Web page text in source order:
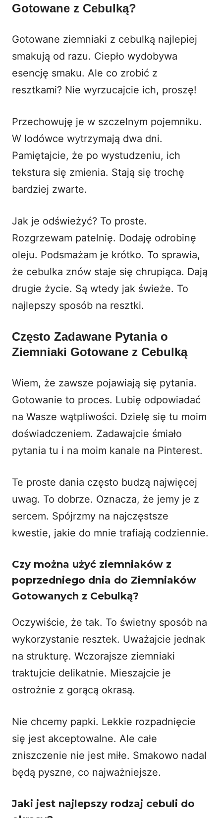
Gotowane z Cebulką?
Gotowane ziemniaki z cebulką najlepiej
smakują od razu. Ciepło wydobywa
esencję smaku. Ale co zrobić z
resztkami? Nie wyrzucajcie ich, proszę!
Przechowuję je w szczelnym pojemniku.
W lodówce wytrzymają dwa dni.
Pamiętajcie, że po wystudzeniu, ich
tekstura się zmienia. Stają się trochę
bardziej zwarte.
Jak je odświeżyć? To proste.
Rozgrzewam patelnię. Dodaję odrobinę
oleju. Podsmażam je krótko. To sprawia,
że cebulka znów staje się chrupiąca. Dają
drugie życie. Są wtedy jak świeże. To
najlepszy sposób na resztki.
Często Zadawane Pytania o
Ziemniaki Gotowane z Cebulką
Wiem, że zawsze pojawiają się pytania.
Gotowanie to proces. Lubię odpowiadać
na Wasze wątpliwości. Dzielę się tu moim
doświadczeniem. Zadawajcie śmiało
pytania tu i na moim kanale na Pinterest.
Te proste dania często budzą najwięcej
uwag. To dobrze. Oznacza, że jemy je z
sercem. Spójrzmy na najczęstsze
kwestie, jakie do mnie trafiają codziennie.
Czy można użyć ziemniaków z
poprzedniego dnia do Ziemniaków
Gotowanych z Cebulką?
Oczywiście, że tak. To świetny sposób na
wykorzystanie resztek. Uważajcie jednak
na strukturę. Wczorajsze ziemniaki
traktujcie delikatnie. Mieszajcie je
ostrożnie z gorącą okrasą.
Nie chcemy papki. Lekkie rozpadnięcie
się jest akceptowalne. Ale całe
zniszczenie nie jest miłe. Smakowo nadal
będą pyszne, co najważniejsze.
Jaki jest najlepszy rodzaj cebuli do